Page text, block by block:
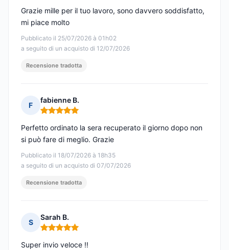
Pubblicato il 25/07/2026 à 01h02
a seguito di un acquisto di 12/07/2026
Grazie mille per il tuo lavoro, sono davvero soddisfatto,
mi piace molto
Recensione tradotta
F
fabienne B.
Nota: 5 su 5
Pubblicato il 18/07/2026 à 18h35
a seguito di un acquisto di 07/07/2026
Perfetto ordinato la sera recuperato il giorno dopo non
si può fare di meglio. Grazie
Recensione tradotta
S
Sarah B.
Nota: 5 su 5
Super invio veloce !!